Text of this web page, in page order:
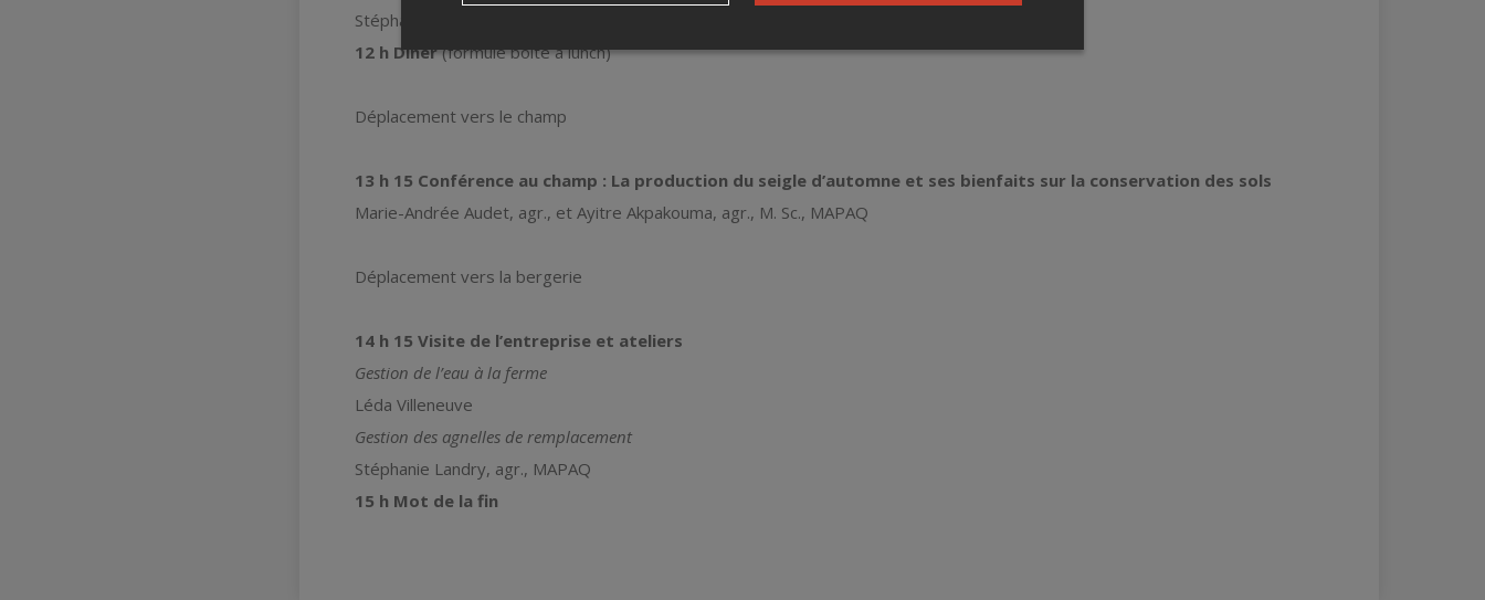
Stéphane Bégin, agr., JMP Consultants
12 h Dîner(formule boîte à lunch)
Déplacement vers le champ
13 h 15 Conférence au champ : La production du seigle d’automne et ses bienfaits sur la conservation des sols
Marie-Andrée Audet, agr., et Ayitre Akpakouma, agr., M. Sc., MAPAQ
Déplacement vers la bergerie
14 h 15 Visite de l’entreprise et ateliers
Gestion de l’eau à la ferme
Léda Villeneuve
Gestion des agnelles de remplacement
Stéphanie Landry, agr., MAPAQ
15 h Mot de la fin